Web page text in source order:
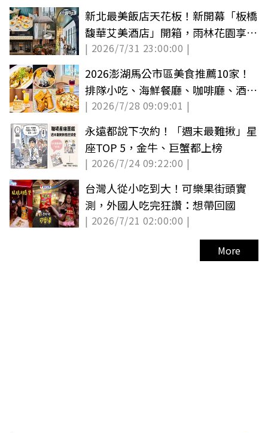
新北最美飯店天花板！新開幕「板橋
馥華艾美酒店」開箱，雨林花園享受
吃到飽
| 2026/7/31 23:00:00 |
2026澎湖馬公市區美食推薦10家！
排隊小吃、海鮮餐廳、咖啡廳、酒吧
通通有
| 2026/7/28 09:09:01 |
永遠都說下次約！「週末最難揪」星
座TOP 5，金牛、巨蟹都上榜
| 2026/7/24 09:22:00 |
台灣人從小吃到大！可樂果街頭實
測，外國人吃完狂讚：想帶回國
| 2026/7/21 02:00:00 |
More